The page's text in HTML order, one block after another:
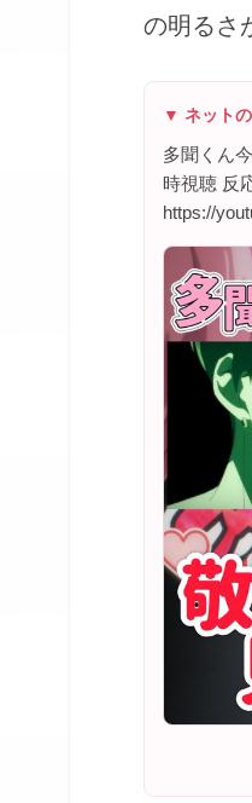
の明るさ
▼ ネット
多聞くん
時視聴 反
https://